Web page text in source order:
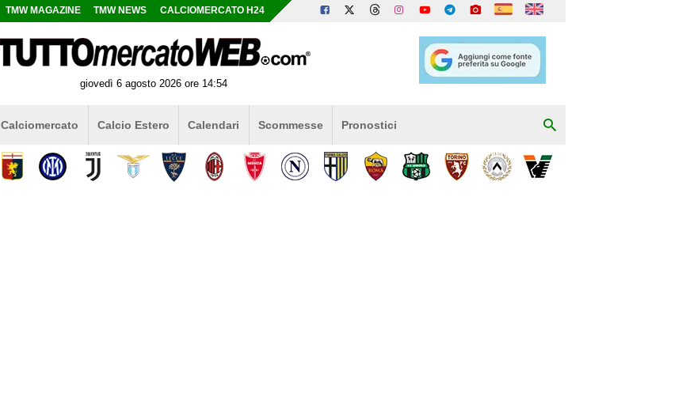
TMW MAGAZINE TMW NEWS CALCIOMERCATO H24
giovedì 6 agosto 2026 ore 14:54
Calciomercato Calcio Estero Calendari Scommesse Pronostici